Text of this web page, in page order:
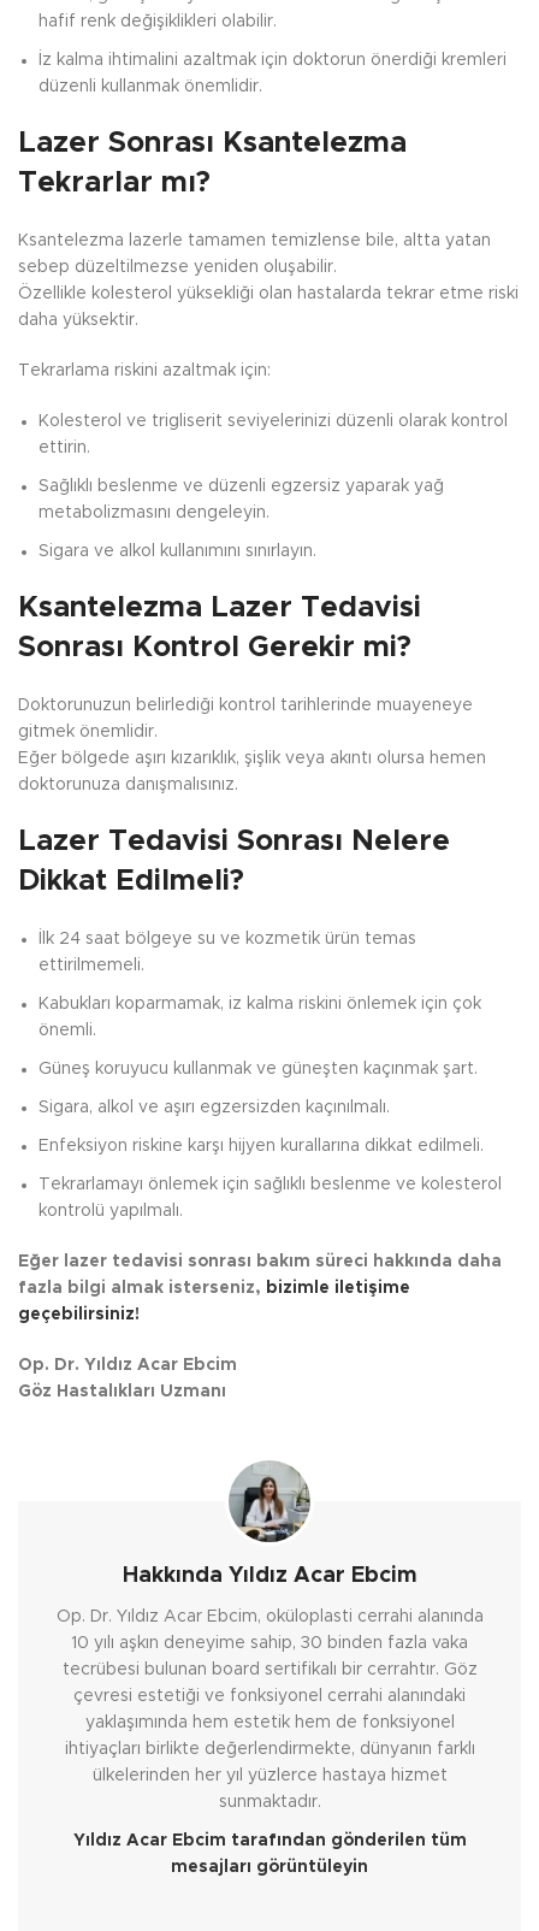
hafif renk değişiklikleri olabilir.
İz kalma ihtimalini azaltmak için doktorun önerdiği kremleri
düzenli kullanmak önemlidir.
Lazer Sonrası Ksantelezma
Tekrarlar mı?
Ksantelezma lazerle tamamen temizlense bile, altta yatan
sebep düzeltilmezse yeniden oluşabilir.
Özellikle kolesterol yüksekliği olan hastalarda tekrar etme riski
daha yüksektir.
Tekrarlama riskini azaltmak için:
Kolesterol ve trigliserit seviyelerinizi düzenli olarak kontrol
ettirin.
Sağlıklı beslenme ve düzenli egzersiz yaparak yağ
metabolizmasını dengeleyin.
Sigara ve alkol kullanımını sınırlayın.
Ksantelezma Lazer Tedavisi
Sonrası Kontrol Gerekir mi?
Doktorunuzun belirlediği kontrol tarihlerinde muayeneye
gitmek önemlidir.
Eğer bölgede aşırı kızarıklık, şişlik veya akıntı olursa hemen
doktorunuza danışmalısınız.
Lazer Tedavisi Sonrası Nelere
Dikkat Edilmeli?
İlk 24 saat bölgeye su ve kozmetik ürün temas
ettirilmemeli.
Kabukları koparmamak, iz kalma riskini önlemek için çok
önemli.
Güneş koruyucu kullanmak ve güneşten kaçınmak şart.
Sigara, alkol ve aşırı egzersizden kaçınılmalı.
Enfeksiyon riskine karşı hijyen kurallarına dikkat edilmeli.
Tekrarlamayı önlemek için sağlıklı beslenme ve kolesterol
kontrolü yapılmalı.
Eğer lazer tedavisi sonrası bakım süreci hakkında daha
fazla bilgi almak isterseniz, bizimle iletişime
geçebilirsiniz!
Op. Dr. Yıldız Acar Ebcim
Göz Hastalıkları Uzmanı
Hakkında Yıldız Acar Ebcim
Op. Dr. Yıldız Acar Ebcim, oküloplasti cerrahi alanında
10 yılı aşkın deneyime sahip, 30 binden fazla vaka
tecrübesi bulunan board sertifikalı bir cerrahtır. Göz
çevresi estetiği ve fonksiyonel cerrahi alanındaki
yaklaşımında hem estetik hem de fonksiyonel
ihtiyaçları birlikte değerlendirmekte, dünyanın farklı
ülkelerinden her yıl yüzlerce hastaya hizmet
sunmaktadır.
Yıldız Acar Ebcim tarafından gönderilen tüm
mesajları görüntüleyin